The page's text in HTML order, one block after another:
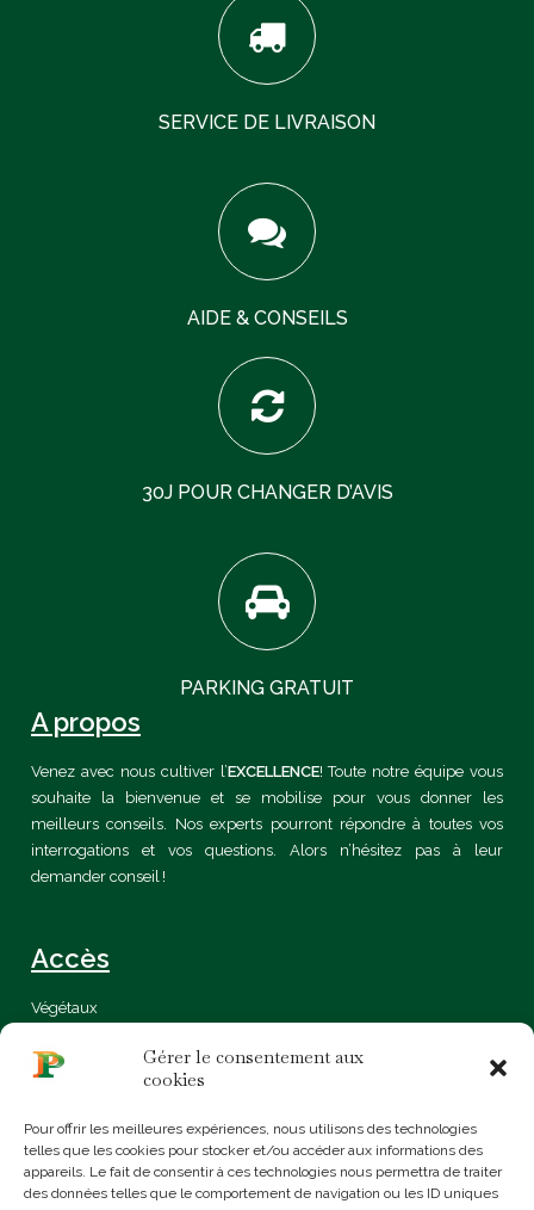
Gérer le consentement aux
cookies
Pour offrir les meilleures expériences, nous utilisons des technologies
telles que les cookies pour stocker et/ou accéder aux informations des
appareils. Le fait de consentir à ces technologies nous permettra de traiter
des données telles que le comportement de navigation ou les ID uniques
SERVICE DE LIVRAISON
AIDE & CONSEILS
30J POUR CHANGER D’AVIS
PARKING GRATUIT
A propos
Venez avec nous cultiver l’EXCELLENCE! Toute notre équipe vous
souhaite la bienvenue et se mobilise pour vous donner les
meilleurs conseils. Nos experts pourront répondre à toutes vos
interrogations et vos questions. Alors n’hésitez pas à leur
demander conseil !
Accès
Végétaux
Bio
Mentions légales
Politique de confidentialité
Contact